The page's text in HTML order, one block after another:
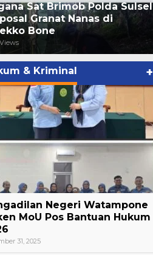
Sat Brimob Polda Sulsel
Granat Nanas di
Bone
& Kriminal +
Negeri Watampone
MoU Pos Bantuan Hukum
31, 2025